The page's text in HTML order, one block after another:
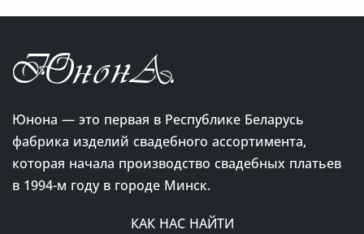
Юнона — это первая в Республике Беларусь
фабрика изделий свадебного ассортимента,
которая начала производство свадебных платьев
в 1994-м году в городе Минск.
КАК НАС НАЙТИ